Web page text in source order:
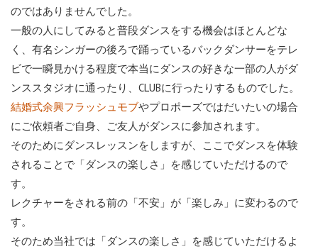
のではありませんでした。
一般の人にしてみると普段ダンスをする機会はほとんどな
く、有名シンガーの後ろで踊っているバックダンサーをテレ
ビで一瞬見かける程度で本当にダンスの好きな一部の人がダ
ンススタジオに通ったり、CLUBに行ったりするものでした。
結婚式余興フラッシュモブやプロポーズではだいたいの場合
にご依頼者ご自身、ご友人がダンスに参加されます。
そのためにダンスレッスンをしますが、ここでダンスを体験
されることで「ダンスの楽しさ」を感じていただけるので
す。
レクチャーをされる前の「不安」が「楽しみ」に変わるので
す。
そのため当社では「ダンスの楽しさ」を感じていただけるよ